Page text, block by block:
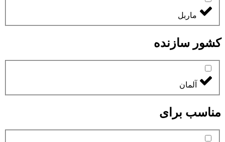
ماربل
کشور سازنده
آلمان
مناسب برای